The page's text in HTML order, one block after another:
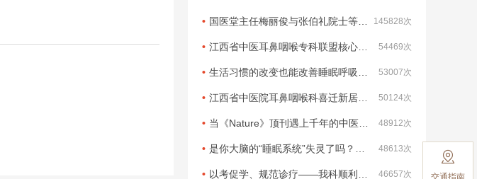
国医堂主任梅丽俊与张伯礼院士等专家共同参会 145828次
江西省中医耳鼻咽喉专科联盟核心成员单位授牌仪式在兴国县中医院成功举行 54469次
生活习惯的改变也能改善睡眠呼吸暂停！ 53007次
江西省中医院耳鼻咽喉科喜迁新居，独立病区正式启用！——东湖院区病房整体搬迁至西湖院区1号楼13楼，医疗服务能力全面升级！ 50124次
当《Nature》顶刊遇上千年的中医智慧：睡眠的殊途同归 48912次
是你大脑的“睡眠系统”失灵了吗？科学维修指南 48613次
以考促学、规范诊疗——我科顺利完成第三次临床路径现场考核 46657次

交通指南